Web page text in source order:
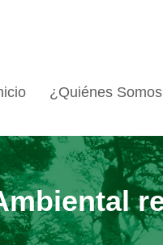
¿Quiénes